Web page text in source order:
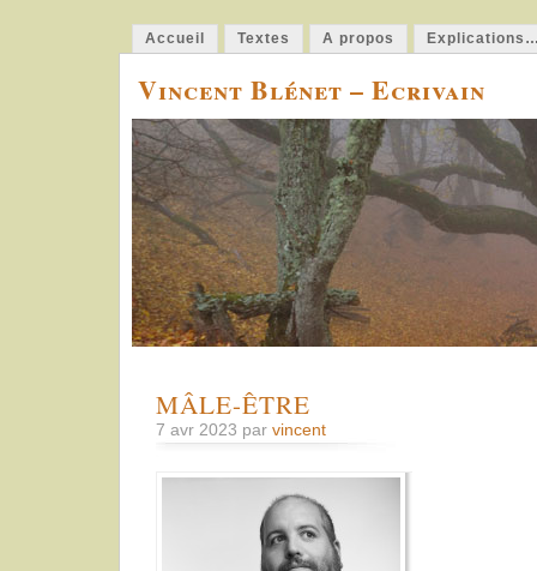
Accueil Textes A propos
Vincent Blénet – Ecrivain
MÂLE-ÊTRE
7 avr 2023 par vincent